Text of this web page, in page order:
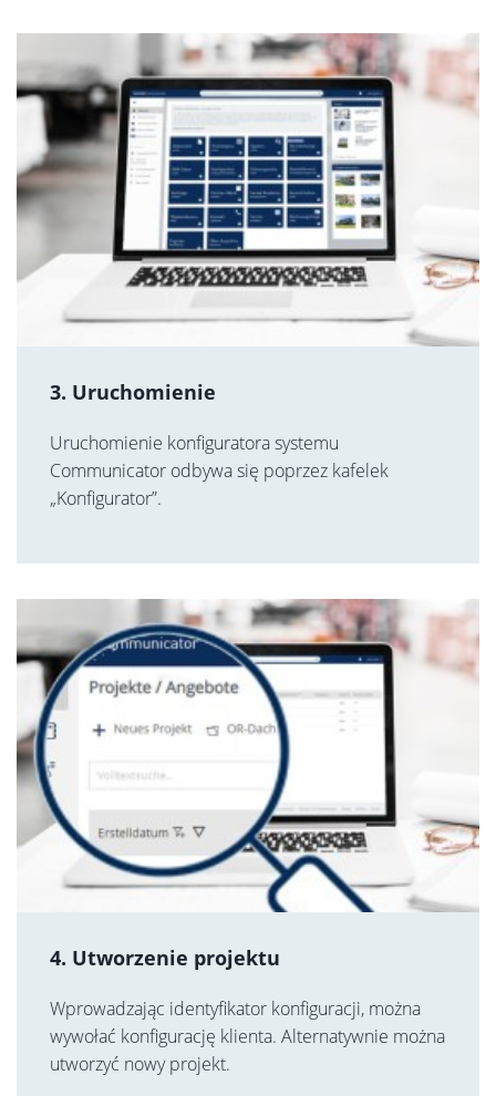
3. Uruchomienie
Uruchomienie konfiguratora systemu
Communicator odbywa się poprzez kafelek
„Konfigurator”.
4. Utworzenie projektu
Wprowadzając identyfikator konfiguracji, można
wywołać konfigurację klienta. Alternatywnie można
utworzyć nowy projekt.